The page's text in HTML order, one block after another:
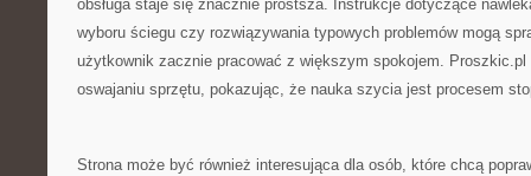
obsługa staje się znacznie prostsza. Instrukcje dotyczące
wyboru ściegu czy rozwiązywania typowych problemów mogą
użytkownik zacznie pracować z większym spokojem.
oswajaniu sprzętu, pokazując, że nauka szycia jest procesem
Strona może być również interesująca dla osób, które chcą